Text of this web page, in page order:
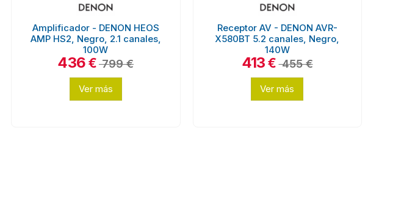
Amplificador - DENON HEOS
AMP HS2, Negro, 2.1 canales,
100W
436€799 €
Ver más
Receptor AV - DENON AVR-
X580BT 5.2 canales, Negro,
140W
413 € 455 €
Ver más